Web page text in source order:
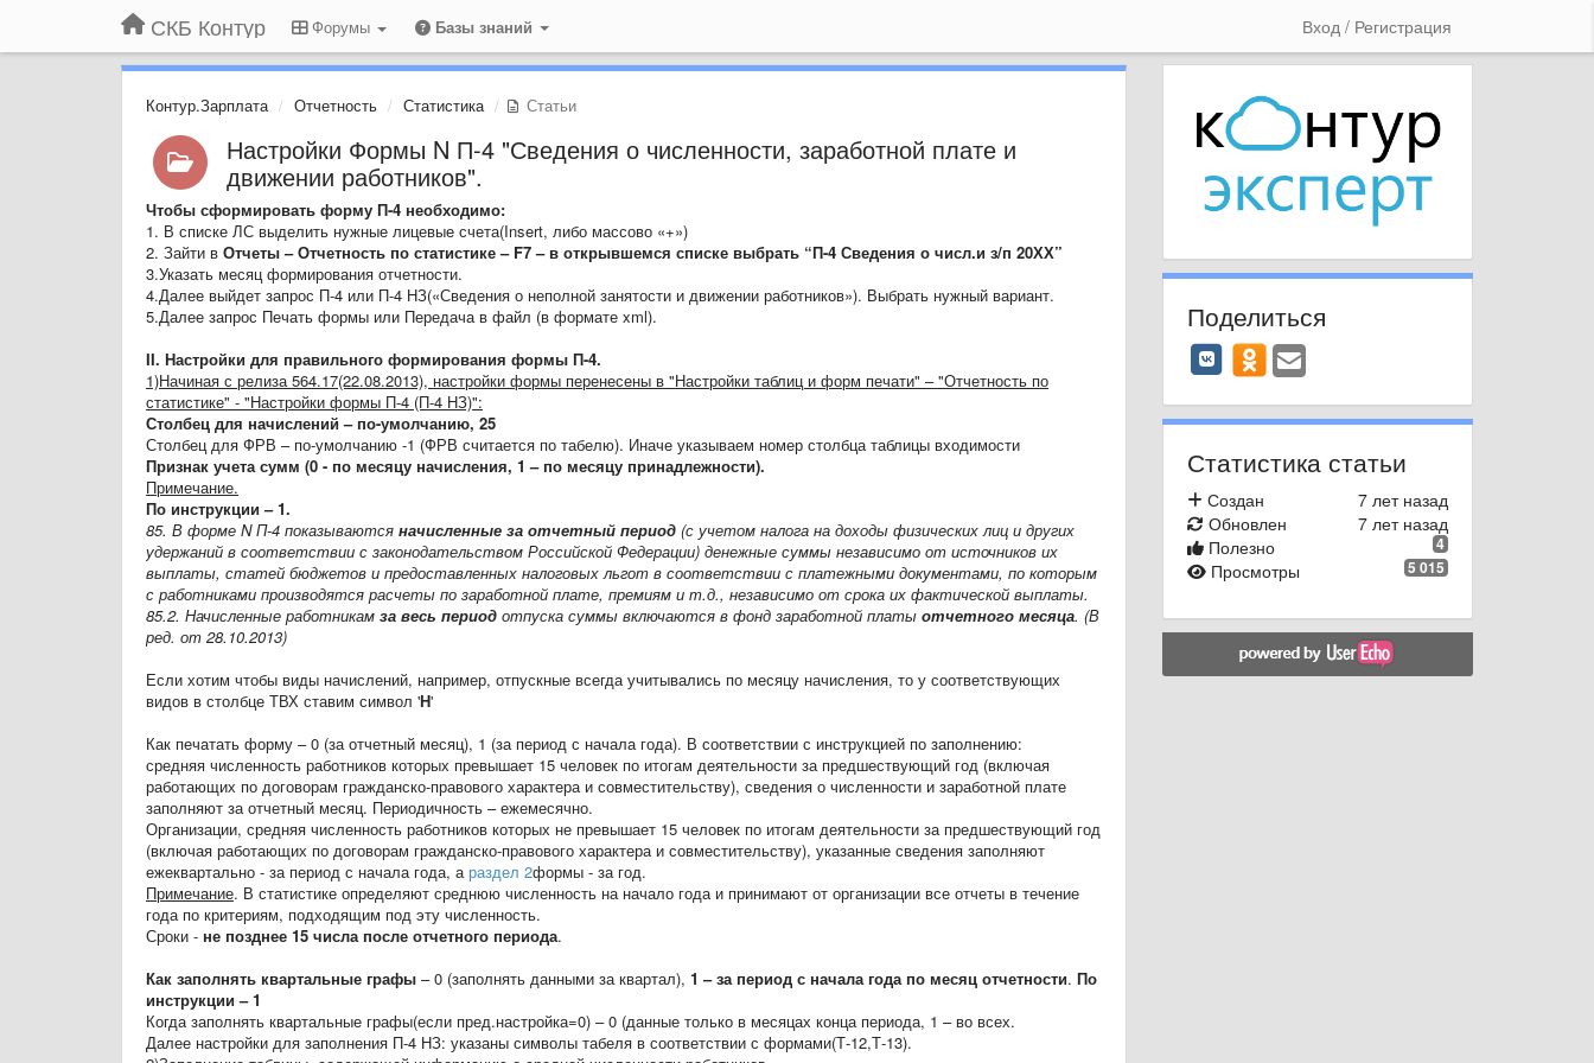
СКБ Контур Форумы Базы знаний Вход / Регистрация
Контур.Зарплата Отчетность Статистика Статьи
Настройки Формы N П-4 "Сведения о численности, заработной плате и
движении работников".
Чтобы сформировать форму П-4 необходимо:
1. В списке ЛС выделить нужные лицевые счета(Insert, либо массово «+»)
2. Зайти в Отчеты – Отчетность по статистике – F7 – в открывшемся списке выбрать “П-4 Сведения о числ.и з/п 20ХХ”
3.Указать месяц формирования отчетности.
4.Далее выйдет запрос П-4 или П-4 НЗ(«Сведения о неполной занятости и движении работников»). Выбрать нужный вариант.
5.Далее запрос Печать формы или Передача в файл (в формате xml).
II. Настройки для правильного формирования формы П-4.
1)Начиная с релиза 564.17(22.08.2013), настройки формы перенесены в "Настройки таблиц и форм печати" – "Отчетность по
статистике" - "Настройки формы П-4 (П-4 НЗ)":
Столбец для начислений – по-умолчанию, 25
Столбец для ФРВ – по-умолчанию -1 (ФРВ считается по табелю). Иначе указываем номер столбца таблицы входимости
Признак учета сумм (0 - по месяцу начисления, 1 – по месяцу принадлежности).
Примечание.
По инструкции – 1.
85. В форме N П-4 показываются начисленные за отчетный период (с учетом налога на доходы физических лиц и других
удержаний в соответствии с законодательством Российской Федерации) денежные суммы независимо от источников их
выплаты, статей бюджетов и предоставленных налоговых льгот в соответствии с платежными документами, по которым
с работниками производятся расчеты по заработной плате, премиям и т.д., независимо от срока их фактической выплаты.
85.2. Начисленные работникам за весь период отпуска суммы включаются в фонд заработной платы отчетного месяца. (В
ред. от 28.10.2013)
Если хотим чтобы виды начислений, например, отпускные всегда учитывались по месяцу начисления, то у соответствующих
видов в столбце ТВХ ставим символ 'Н'
Как печатать форму – 0 (за отчетный месяц), 1 (за период с начала года). В соответствии с инструкцией по заполнению:
средняя численность работников которых превышает 15 человек по итогам деятельности за предшествующий год (включая
работающих по договорам гражданско-правового характера и совместительству), сведения о численности и заработной плате
заполняют за отчетный месяц. Периодичность – ежемесячно.
Организации, средняя численность работников которых не превышает 15 человек по итогам деятельности за предшествующий год
(включая работающих по договорам гражданско-правового характера и совместительству), указанные сведения заполняют
ежеквартально - за период с начала года, араздел 2формы - за год.
Примечание. В статистике определяют среднюю численность на начало года и принимают от организации все отчеты в течение
года по критериям, подходящим под эту численность.
Сроки - не позднее 15 числа после отчетного периода.
Как заполнять квартальные графы – 0 (заполнять данными за квартал), 1 – за период с начала года по месяц отчетности. По
инструкции – 1
Когда заполнять квартальные графы(если пред.настройка=0) – 0 (данные только в месяцах конца периода, 1 – во всех.
Далее настройки для заполнения П-4 НЗ: указаны символы табеля в соответствии с формами(Т-12,Т-13).
Поделиться
Статистика статьи
7 лет назад
Создан
7 лет назад
Обновлен
4
Полезно
5 015
Просмотры